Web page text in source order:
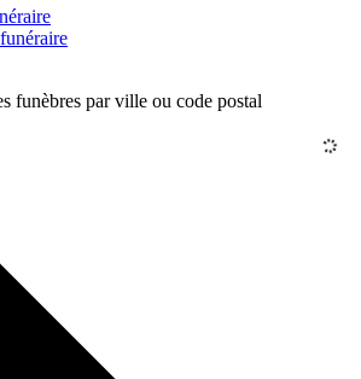
funèbres par ville ou code postal